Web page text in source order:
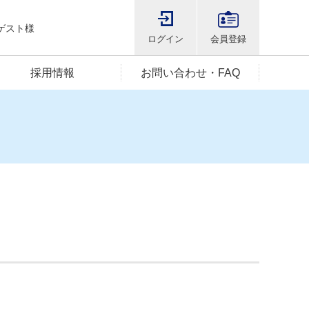
スト様
ログイン 会員登録
採用情報 お問い合わせ・FAQ